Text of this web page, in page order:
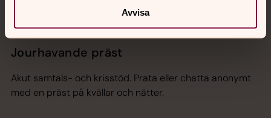
Avvisa
Jourhavande präst
Akut samtals- och krisstöd. Prata eller chatta anonymt
med en präst på kvällar och nätter.